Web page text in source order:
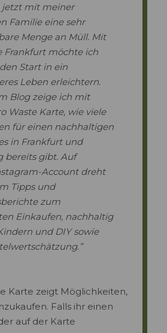
jetzt mit meiner
Familie eine sehr
Menge an Müll. Mit
Frankfurt möchte ich
Start in ein
Leben erleichtern.
Blog zeige ich mit
Waste Karte, wie viele
für einen nachhaltigen
in Frankfurt und
bereits gibt. Auf
Account dreht
Tipps und
zum
Einkaufen, nachhaltig
und DIY sowie
Karte zeigt Möglichkeiten,
Falls ihr einen
auf der Karte